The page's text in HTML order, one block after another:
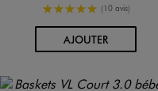
5/5 de moyenne
(10 avis)
AJOUTERAU PANIER